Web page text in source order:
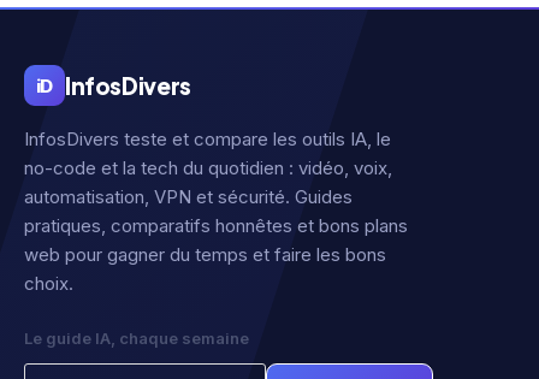
iD InfosDivers
InfosDivers teste et compare les outils IA, le
no-code et la tech du quotidien : vidéo, voix,
automatisation, VPN et sécurité. Guides
pratiques, comparatifs honnêtes et bons plans
web pour gagner du temps et faire les bons
choix.
Le guide IA, chaque semaine